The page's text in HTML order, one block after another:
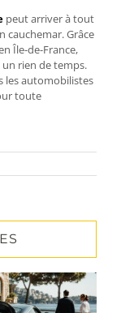
peut arriver à tout
cauchemar. Grâce
Île-de-France,
rien de temps.
les automobilistes
toute